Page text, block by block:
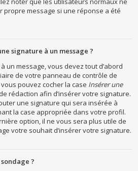
propre message si une réponse a été
signature à un message ?
un message, vous devez tout d’abord
de votre panneau de contrôle de
pouvez cocher la case Insérer une
rédaction afin d’insérer votre signature.
une signature qui sera insérée à
la case appropriée dans votre profil.
option, il ne vous sera plus utile de
votre souhait d’insérer votre signature.
?